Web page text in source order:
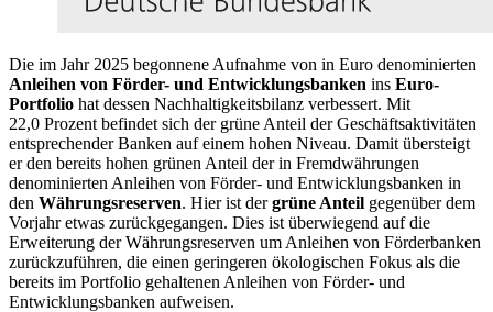
Die im Jahr 2025 begonnene Aufnahme von in Euro denominierten
Anleihen von Förder- und Entwicklungsbanken ins Euro-
Portfolio hat dessen Nachhaltigkeitsbilanz verbessert. Mit
22,0 Prozent befindet sich der grüne Anteil der Geschäftsaktivitäten
entsprechender Banken auf einem hohen Niveau. Damit übersteigt
er den bereits hohen grünen Anteil der in Fremdwährungen
denominierten Anleihen von Förder- und Entwicklungsbanken in
den Währungsreserven. Hier ist dergrüne Anteil gegenüber dem
Vorjahr etwas zurückgegangen. Dies ist überwiegend auf die
Erweiterung derWährungsreserven um Anleihen von Förderbanken
zurückzuführen, die einen geringeren ökologischen Fokus als die
bereits im Portfolio gehaltenen Anleihen von Förder- und
Entwicklungsbanken aufweisen.